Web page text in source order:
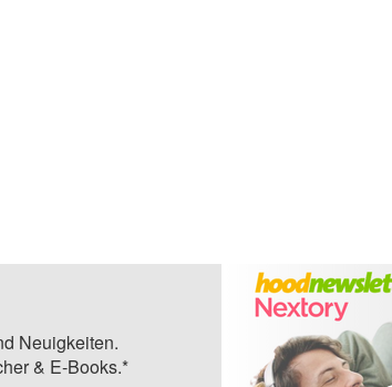
Neuigkeiten.
& E-Books.*